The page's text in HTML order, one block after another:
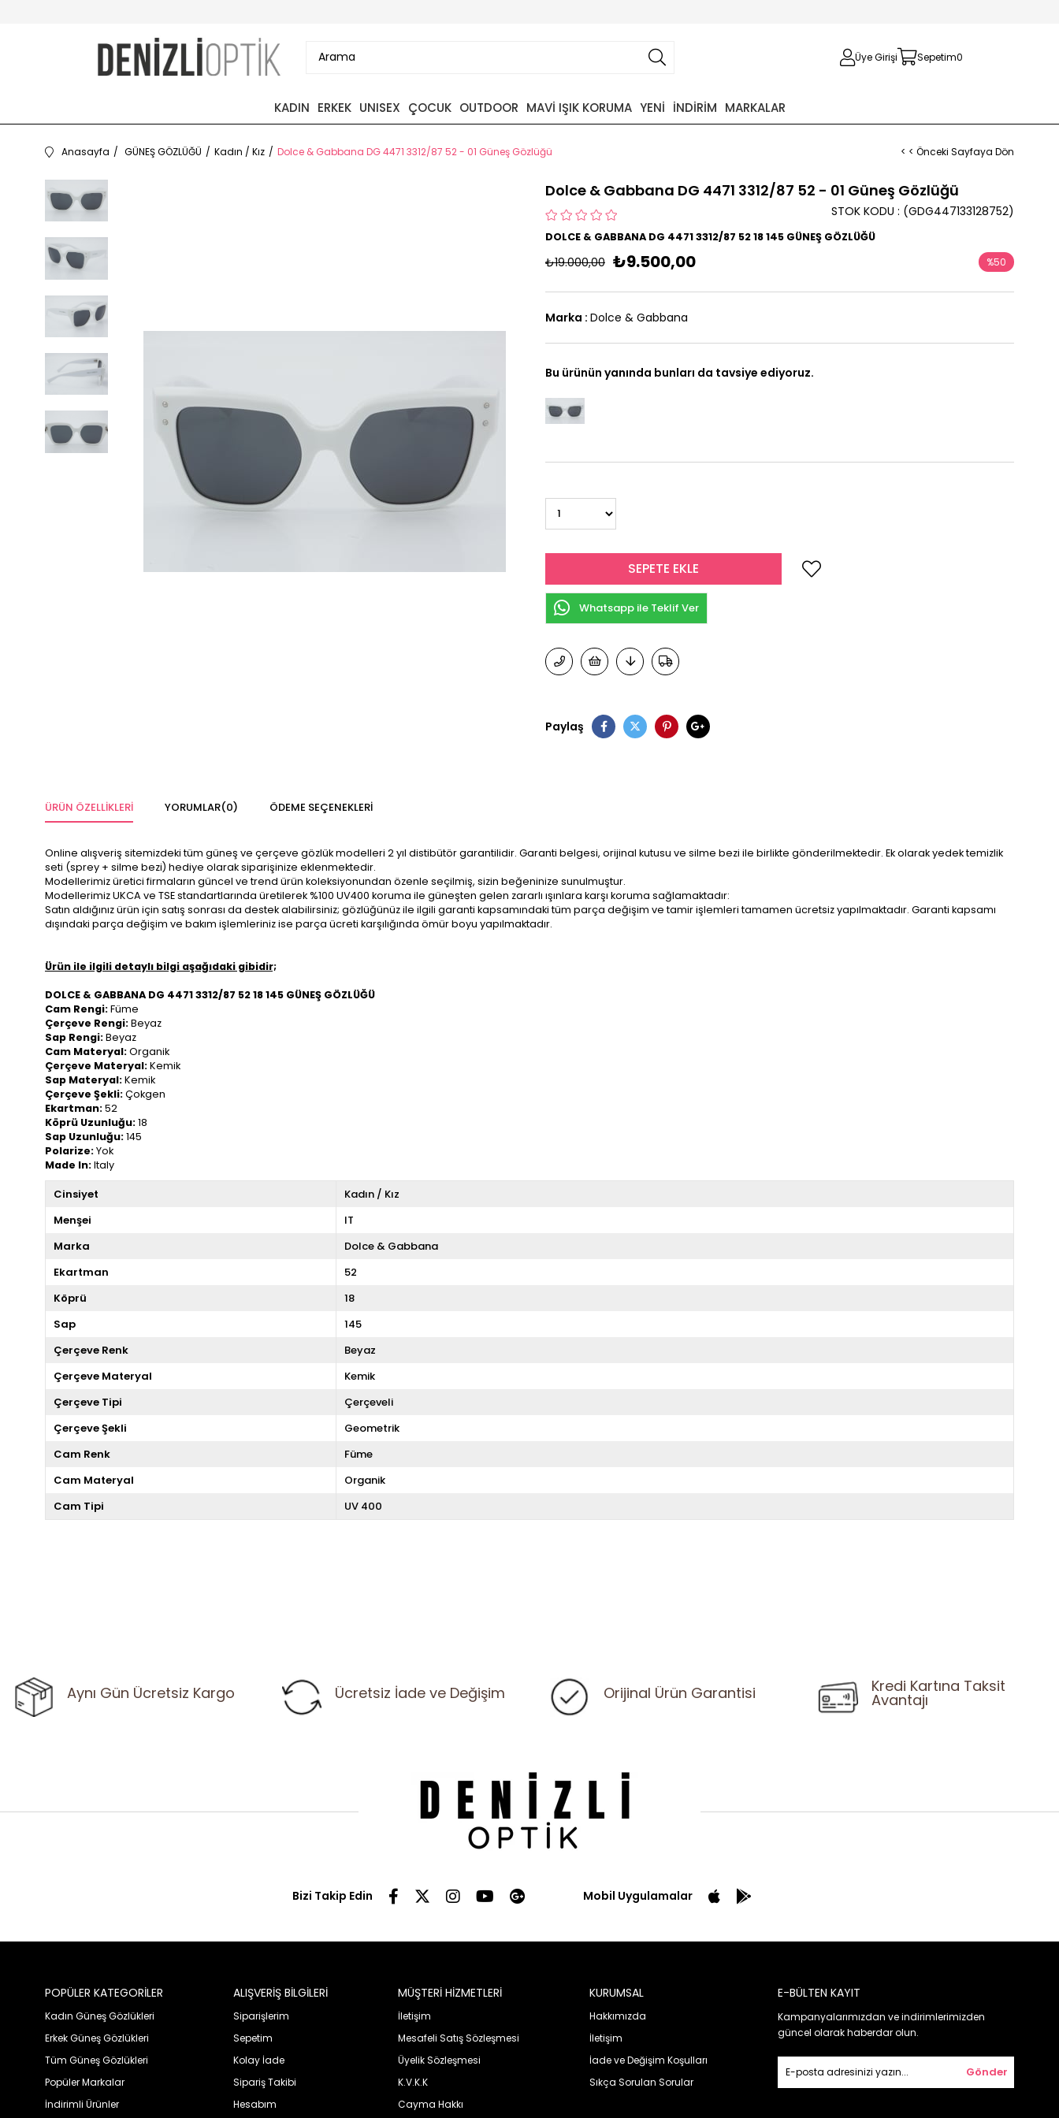
Üye Girişi Sepetim0
KADIN ERKEK UNISEX ÇOCUK OUTDOOR MAVİ IŞIK KORUMA YENİ İNDİRİM MARKALAR
Anasayfa GÜNEŞ GÖZLÜĞÜ Kadın / Kız Dolce & Gabbana DG 4471 3312/87 52 - 01 Güneş Gözlüğü < < Önceki Sayfaya Dön
Dolce & Gabbana DG 4471 3312/87 52 - 01 Güneş Gözlüğü
(GDG447133128752)
STOK KODU
DOLCE & GABBANA DG 4471 3312/87 52 18 145 GÜNEŞ GÖZLÜĞÜ
₺19.000,00 ₺9.500,00 %50
Marka : Dolce & Gabbana
Bu ürünün yanında bunları da tavsiye ediyoruz.
Whatsapp ile Teklif Ver
Paylaş
ÜRÜN ÖZELLIKLERI YORUMLAR(0) ÖDEME SEÇENEKLERI
Online alışveriş sitemizdeki tüm güneş ve çerçeve gözlük modelleri 2 yıl distibütör garantilidir. Garanti belgesi, orijinal kutusu ve silme bezi ile birlikte gönderilmektedir. Ek olarak yedek temizlik
seti (sprey + silme bezi) hediye olarak siparişinize eklenmektedir.
Modellerimiz üretici firmaların güncel ve trend ürün koleksiyonundan özenle seçilmiş, sizin beğeninize sunulmuştur.
Modellerimiz UKCA ve TSE standartlarında üretilerek %100 UV400 koruma ile güneşten gelen zararlı ışınlara karşı koruma sağlamaktadır:
Satın aldığınız ürün için satış sonrası da destek alabilirsiniz; gözlüğünüz ile ilgili garanti kapsamındaki tüm parça değişim ve tamir işlemleri tamamen ücretsiz yapılmaktadır. Garanti kapsamı
dışındaki parça değişim ve bakım işlemleriniz ise parça ücreti karşılığında ömür boyu yapılmaktadır.
Ürün ile ilgili detaylı bilgi aşağıdaki gibidir;
DOLCE & GABBANA DG 4471 3312/87 52 18 145 GÜNEŞ GÖZLÜĞÜ
Cam Rengi:Füme
Çerçeve Rengi:Beyaz
Sap Rengi:Beyaz
Cam Materyal:Organik
Çerçeve Materyal:Kemik
Sap Materyal:Kemik
Çerçeve Şekli:Çokgen
Ekartman:52
Köprü Uzunluğu:18
Sap Uzunluğu:145
Polarize:Yok
Made In:Italy
Cinsiyet
Kadın / Kız
Menşei
IT
Marka
Dolce & Gabbana
Ekartman
52
Köprü
18
Sap
145
Çerçeve Renk
Beyaz
Çerçeve Materyal
Kemik
Çerçeve Tipi
Çerçeveli
Çerçeve Şekli
Geometrik
Cam Renk
Füme
Cam Materyal
Organik
Cam Tipi
UV 400
Aynı Gün Ücretsiz Kargo Ücretsiz İade ve Değişim Orijinal Ürün Garantisi Kredi Kartına Taksit
Avantajı
Bizi Takip Edin Mobil Uygulamalar
POPÜLER KATEGORİLER
Kadın Güneş Gözlükleri
Erkek Güneş Gözlükleri
Tüm Güneş Gözlükleri
Popüler Markalar
İndirimli Ürünler
ALIŞVERİŞ BİLGİLERİ
Siparişlerim
Sepetim
Kolay İade
Sipariş Takibi
Hesabım
MÜŞTERİ HİZMETLERİ
İletişim
Mesafeli Satış Sözleşmesi
Üyelik Sözleşmesi
K.V.K.K
Cayma Hakkı
KURUMSAL
Hakkımızda
İletişim
İade ve Değişim Koşulları
Sıkça Sorulan Sorular
E-BÜLTEN KAYIT
Kampanyalarımızdan ve indirimlerimizden
güncel olarak haberdar olun.
Gönder